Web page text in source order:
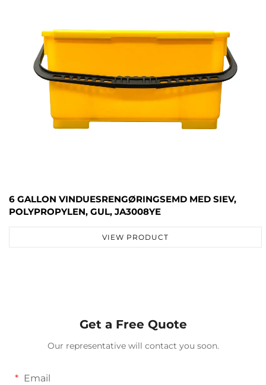
6 GALLON VINDUESRENGØRINGSEMD MED SIEV,
POLYPROPYLEN, GUL, JA3008YE
VIEW PRODUCT
Get a Free Quote
Our representative will contact you soon.
Email